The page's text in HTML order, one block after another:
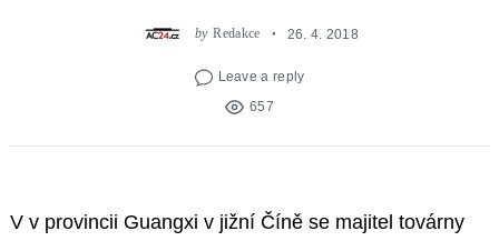
by Redakce 26. 4. 2018
Leave a reply
657
V v provincii Guangxi v jižní Číně se majitel továrny